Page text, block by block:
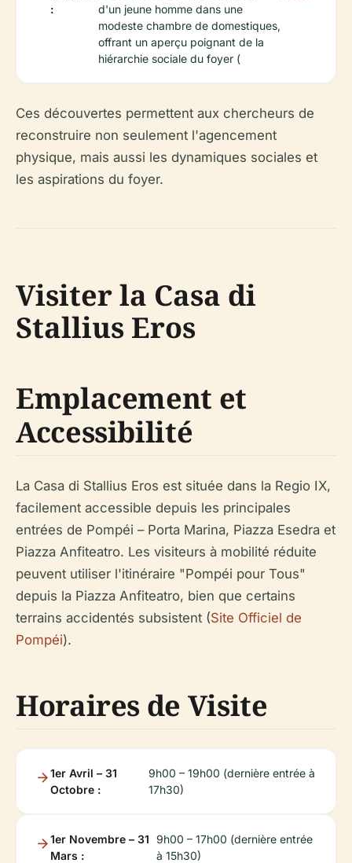
:
d'un jeune homme dans une
modeste chambre de domestiques,
offrant un aperçu poignant de la
hiérarchie sociale du foyer (
Ces découvertes permettent aux chercheurs de
reconstruire non seulement l'agencement
physique, mais aussi les dynamiques sociales et
les aspirations du foyer.
Visiter la Casa di
Stallius Eros
Emplacement et
Accessibilité
La Casa di Stallius Eros est située dans la Regio IX,
facilement accessible depuis les principales
entrées de Pompéi – Porta Marina, Piazza Esedra et
Piazza Anfiteatro. Les visiteurs à mobilité réduite
peuvent utiliser l'itinéraire "Pompéi pour Tous"
depuis la Piazza Anfiteatro, bien que certains
terrains accidentés subsistent (Site Officiel de
Pompéi).
Horaires de Visite
1er Avril – 31
Octobre :
9h00 – 19h00 (dernière entrée à
17h30)
1er Novembre – 31
Mars :
9h00 – 17h00 (dernière entrée
à 15h30)